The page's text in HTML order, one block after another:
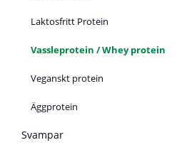
Laktosfritt Protein
Vassleprotein / Whey protein
Veganskt protein
Äggprotein
Svampar